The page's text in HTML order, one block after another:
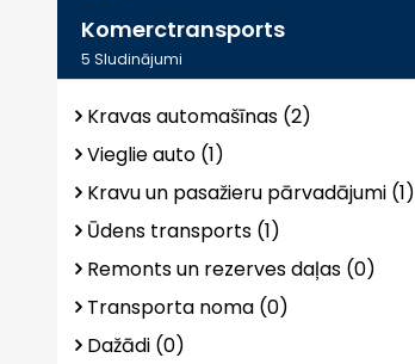
Komerctransports
5 Sludinājumi
Kravas automašīnas (2)
Vieglie auto (1)
Kravu un pasažieru pārvadājumi (1)
Ūdens transports (1)
Remonts un rezerves daļas (0)
Transporta noma (0)
Dažādi (0)